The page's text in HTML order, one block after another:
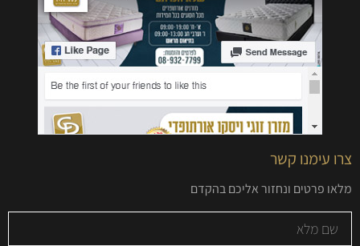
צרו עימנו קשר
מלאו פרטים ונחזור אליכם בהקדם